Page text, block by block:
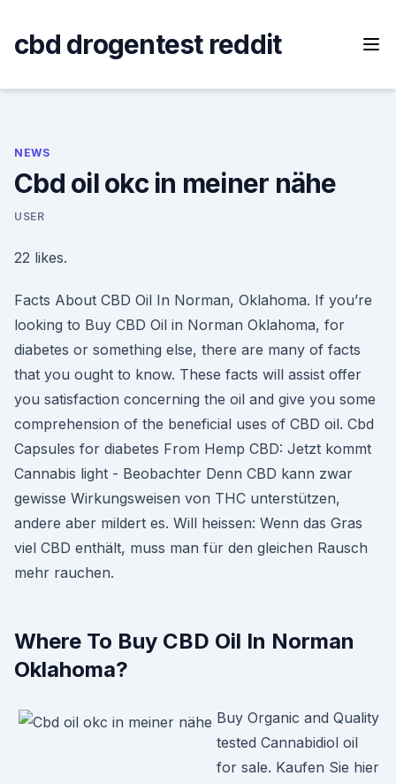
content
cbd drogentest reddit
NEWS
Cbd oil okc in meiner nähe
USER
22 likes.
Facts About CBD Oil In Norman, Oklahoma. If you’re
looking to Buy CBD Oil in Norman Oklahoma, for
diabetes or something else, there are many of facts
that you ought to know. These facts will assist offer
you satisfaction concerning the oil and give you some
comprehension of the beneficial uses of CBD oil. Cbd
Capsules for diabetes From Hemp CBD: Jetzt kommt
Cannabis light - Beobachter Denn CBD kann zwar
gewisse Wirkungsweisen von THC unterstützen,
andere aber mildert es. Will heissen: Wenn das Gras
viel CBD enthält, muss man für den gleichen Rausch
mehr rauchen.
Where To Buy CBD Oil In Norman
Oklahoma?
Buy Organic and Quality
tested Cannabidiol oil
for sale. Kaufen Sie hier